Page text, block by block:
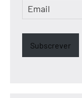
Email
Subscrever